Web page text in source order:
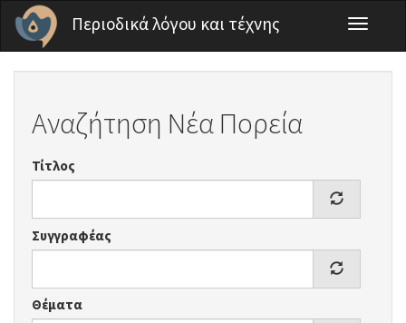
Παράκαμψη προς το κυρίως περιεχόμενο
Περιοδικά λόγου και τέχνης
Toggle
Αναζήτηση Νέα Πορεία
Τίτλος
Συγγραφέας
Θέματα